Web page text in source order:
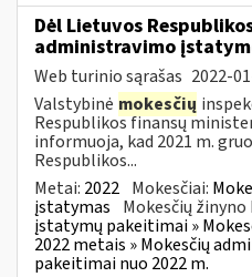
Dėl Lietuvos
administravimo
Web turinio sąrašas 2022-
Valstybinė mokesčių
Respublikos finansų
informuoja, kad 2021 m.
Respublikos...
Metai: 2022 Mokesčiai:
įstatymas Mokesčių
įstatymų pakeitimai »
2022 metais » Mokesčių
pakeitimai nuo 2022 m.